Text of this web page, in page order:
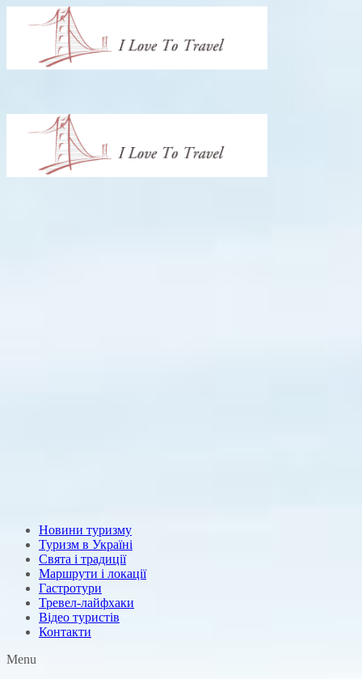
Новини туризму
Туризм в Україні
Свята і традиції
Маршрути і локації
Гастротури
Тревел-лайфхаки
Відео туристів
Контакти
Menu